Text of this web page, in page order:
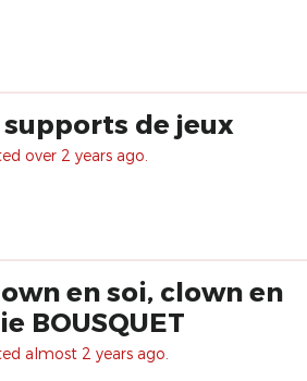
de jeux
over 2 years ago.
en soi, clown en
BOUSQUET
almost 2 years ago.